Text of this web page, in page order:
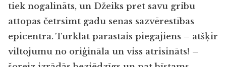
tiek nogalināts, un Džeiks pret savu gribu
attopas četrsimt gadu senas sazvērestības
epicentrā. Turklāt parastais piegājiens – atšķir
viltojumu no oriģināla un viss atrisināts! –